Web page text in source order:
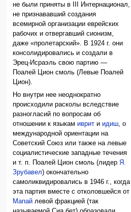
не были приняты в III Интернационал,
не признававший создания
всемирной организации еврейских
рабочих и отвергавший сионизм,
даже «пролетарский». В 1924 г. они
консолидировались и создали в
Эрец-Исраэль свою партию —
Поалей Цион смоль (Левые Поалей
Цион).
Но внутри нее неоднократно
происходили расколы вследствие
разногласий по вопросам об
отношении к языкамиврит иидиш, о
международной ориентации на
Советский Союз или также на левые
социалистические западные течения
и т. п. Поалей Цион смоль (лидерЯ.
Зрубавел) окончательно
самоликвидировались в 1946 г., когда
эта партия вместе с отколовшейся от
Мапай левой фракцией (так